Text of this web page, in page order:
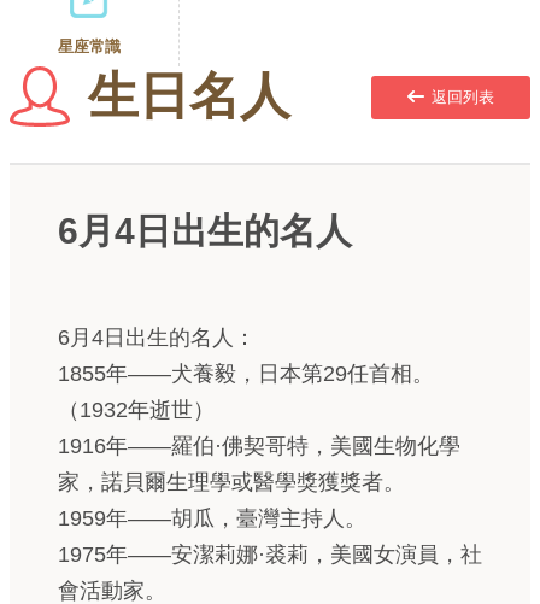
星座常識
生日名人 返回列表
6月4日出生的名人
6月4日出生的名人：
1855年——犬養毅，日本第29任首相。
（1932年逝世）
1916年——羅伯·佛契哥特，美國生物化學
家，諾貝爾生理學或醫學獎獲獎者。
1959年——胡瓜，臺灣主持人。
1975年——安潔莉娜·裘莉，美國女演員，社
會活動家。